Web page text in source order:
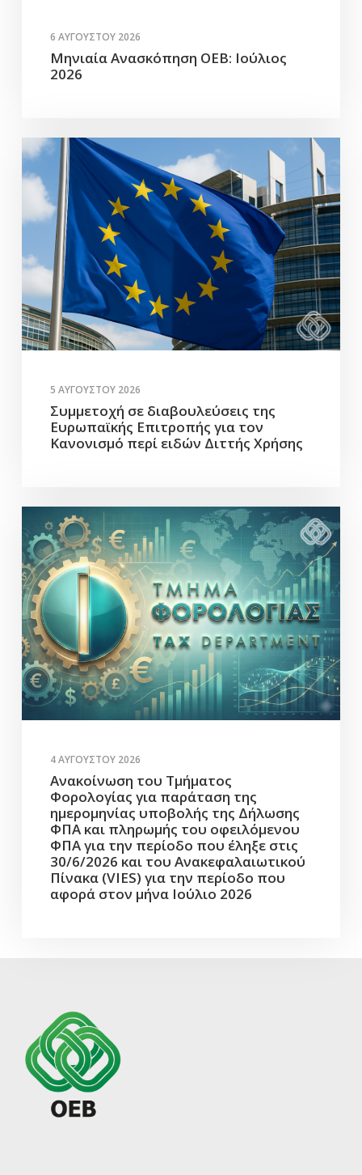
6 ΑΥΓΟΎΣΤΟΥ 2026
Μηνιαία Ανασκόπηση ΟΕΒ: Ιούλιος
2026
5 ΑΥΓΟΎΣΤΟΥ 2026
Συμμετοχή σε διαβουλεύσεις της
Ευρωπαϊκής Επιτροπής για τον
Κανονισμό περί ειδών Διττής Χρήσης
4 ΑΥΓΟΎΣΤΟΥ 2026
Ανακοίνωση του Τμήματος
Φορολογίας για παράταση της
ημερομηνίας υποβολής της Δήλωσης
ΦΠΑ και πληρωμής του οφειλόμενου
ΦΠΑ για την περίοδο που έληξε στις
30/6/2026 και του Ανακεφαλαιωτικού
Πίνακα (VIES) για την περίοδο που
αφορά στον μήνα Ιούλιο 2026